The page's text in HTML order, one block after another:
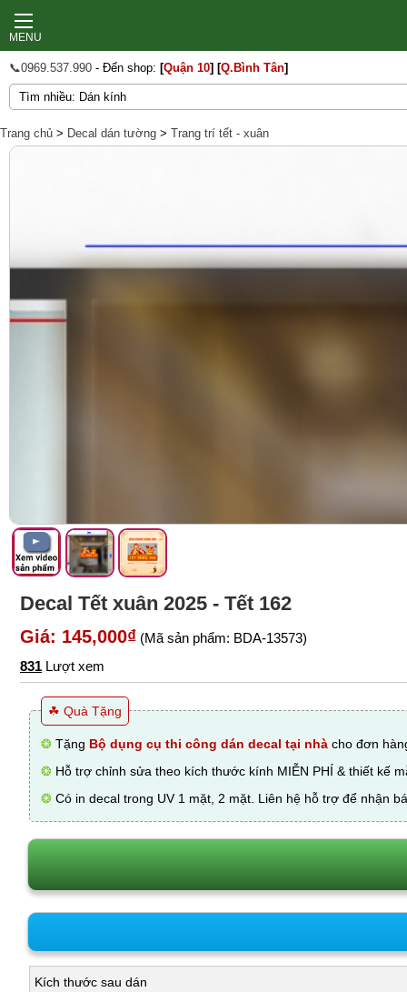
MENU
📞0969.537.990 - Đến shop: [Quận 10] [Q.Bình Tân]
Trang chủ > Decal dán tường > Trang trí tết - xuân
Decal Tết xuân 2025 - Tết 162
Giá: 145,000₫ (Mã sản phẩm: BDA-13573)
831 Lượt xem
☘ Quà Tặng
❂ Tặng Bộ dụng cụ thi công dán decal tại nhà cho đơn
❂ Hỗ trợ chỉnh sửa theo kích thước kính MIỄN PHÍ & thiết kế
❂ Có in decal trong UV 1 mặt, 2 mặt. Liên hệ hỗ trợ để nhận
Kích thước sau dán